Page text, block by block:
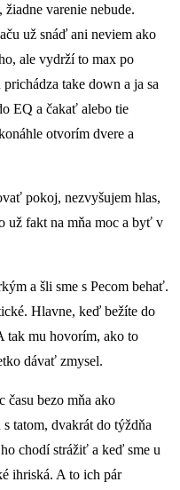
varenie nebude.
už snáď ani neviem ako
ale vydrží to max po
take down a ja sa
EQ a čakať alebo tie
otvorím dvere a
pokoj, nezvyšujem hlas,
už fakt na mňa moc a byť v
a šli sme s Pecom behať.
Hlavne, keď bežíte do
tak mu hovorím, ako to
dávať zmysel.
bezo mňa ako
tatom, dvakrát do týždňa
chodí strážiť a keď sme u
ihriská. A to ich pár